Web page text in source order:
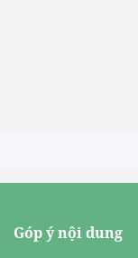
Góp ý nội dung